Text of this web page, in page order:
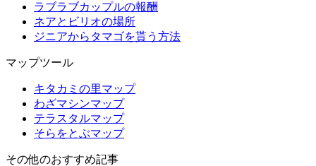
ラブラブカップルの報酬
ネアとビリオの場所
ジニアからタマゴを貰う方法
マップツール
キタカミの里マップ
わざマシンマップ
テラスタルマップ
そらをとぶマップ
その他のおすすめ記事